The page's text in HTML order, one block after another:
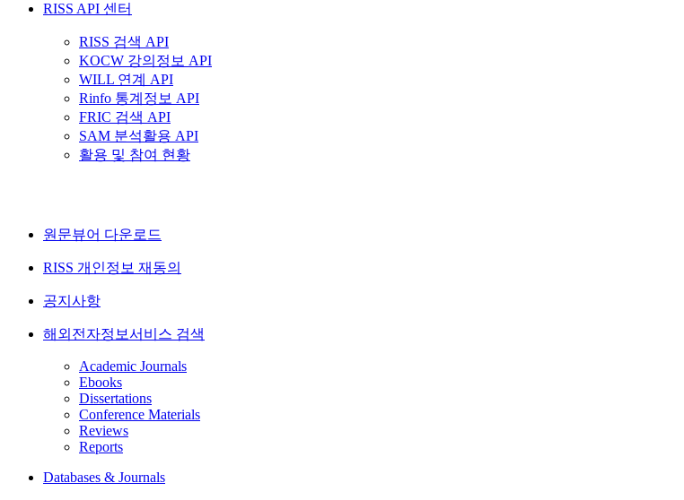
RISS API 센터
RISS 검색 API
KOCW 강의정보 API
WILL 연계 API
Rinfo 통계정보 API
FRIC 검색 API
SAM 분석활용 API
활용 및 참여 현황
원문뷰어 다운로드
RISS 개인정보 재동의
공지사항
해외전자정보서비스 검색
Academic Journals
Ebooks
Dissertations
Conference Materials
Reviews
Reports
Databases & Journals